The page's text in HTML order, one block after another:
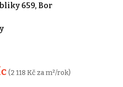
659, Bor
(2 118 Kč za m²/rok)